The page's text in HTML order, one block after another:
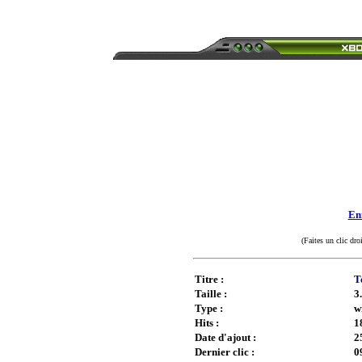
(Faites un clic
Titre :
Taille :
Type :
Hits :
Date d'ajout :
Dernier clic :